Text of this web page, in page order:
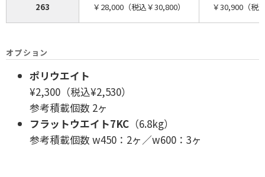
263 ￥28,000（税込￥30,800） ￥30,900（税
オプション
ポリウエイト
¥2,300（税込¥2,530）
参考積載個数 2ヶ
フラットウエイト7KC （6.8kg）
参考積載個数 w450：2ヶ／w600：3ヶ